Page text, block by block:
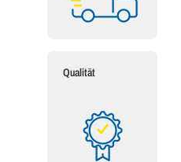
Qualität